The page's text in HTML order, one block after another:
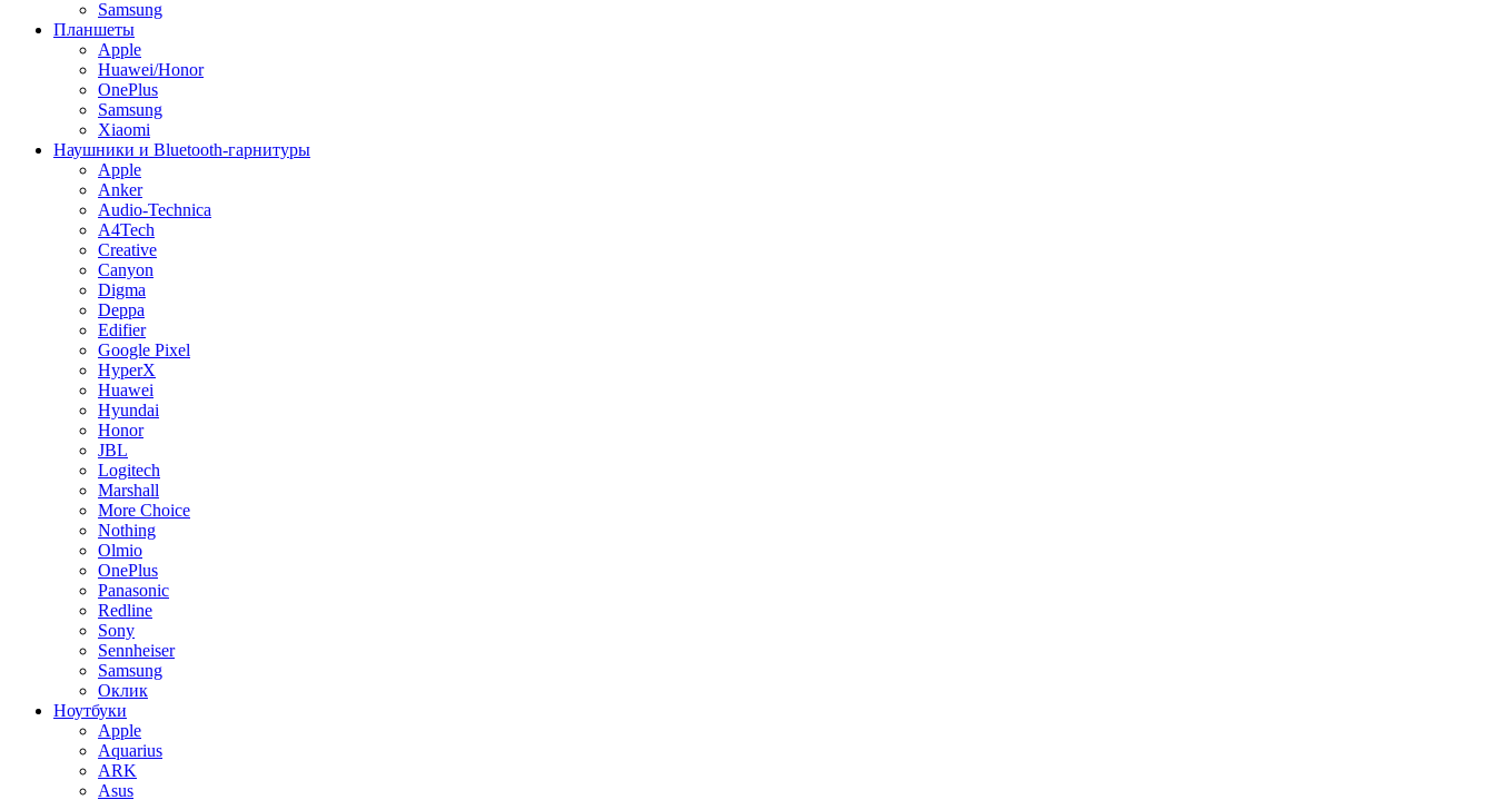
Samsung
Планшеты
Apple
Huawei/Honor
OnePlus
Samsung
Xiaomi
Наушники и Bluetooth-гарнитуры
Apple
Anker
Audio-Technica
A4Tech
Creative
Canyon
Digma
Deppa
Edifier
Google Pixel
HyperX
Huawei
Hyundai
Honor
JBL
Logitech
Marshall
More Choice
Nothing
Olmio
OnePlus
Panasonic
Redline
Sony
Sennheiser
Samsung
Оклик
Ноутбуки
Apple
Aquarius
ARK
Asus